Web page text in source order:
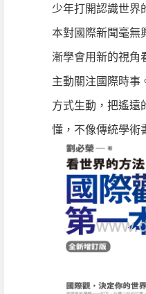
少年打開認識世界
本對國際新聞毫無
漸學會用新的視角
主動關注國際時事
方式生動，把遙遠
懂，不像傳統學術